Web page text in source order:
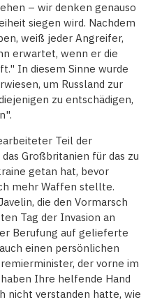
– wir denken genauso
siegen wird. Nachdem
weiß jeder Angreifer,
erwartet, wenn er die
In diesem Sinne wurde
um Russland zur
zu entschädigen,
Teil der
Großbritanien für das zu
getan hat, bevor
mehr Waffen stellte.
die den Vormarsch
Tag der Invasion an
Berufung auf gelieferte
einen persönlichen
der vorne im
Ihre helfende Hand
nicht verstanden hatte, wie